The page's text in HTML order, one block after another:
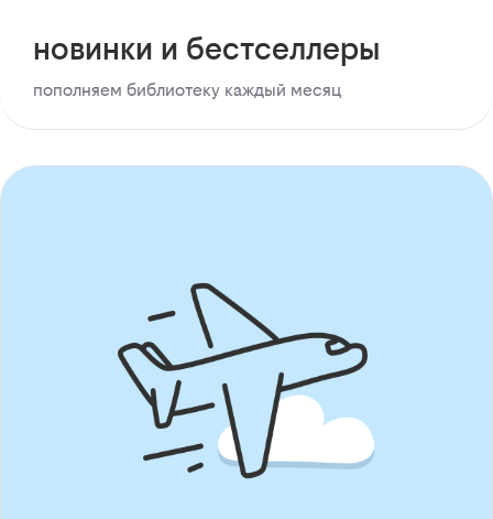
новинки и бестселлеры
пополняем библиотеку каждый месяц